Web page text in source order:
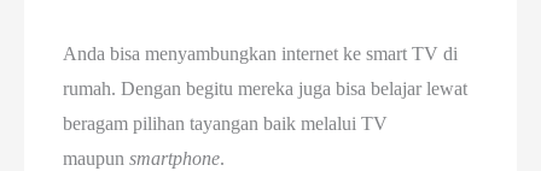
Anda bisa menyambungkan internet ke smart TV di
rumah. Dengan begitu mereka juga bisa belajar lewat
beragam pilihan tayangan baik melalui TV
maupun smartphone.